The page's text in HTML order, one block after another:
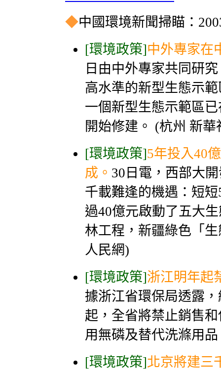
◆中國環境新聞掃瞄：
[環境政策]中外專家在
日由中外專家共同研
高水準的新型生態示
一個新型生態示範區
開始修建。 (杭州 新華
[環境政策]5年投入40
成。 30日電，西部大
千載難逢的機遇：短
過40億元啟動了五大
林工程，新疆綠色「
人民網)
[環境政策]浙江明年起
據浙江省環保局透露
起，全省將禁止銷售
用無磷及替代洗滌用
[環境政策]北京將建三